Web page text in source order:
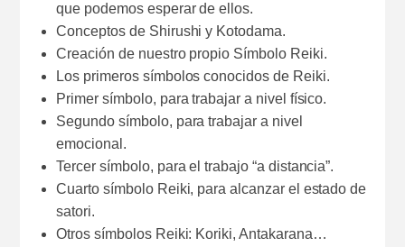
que podemos esperar de ellos.
Conceptos de Shirushi y Kotodama.
Creación de nuestro propio Símbolo Reiki.
Los primeros símbolos conocidos de Reiki.
Primer símbolo, para trabajar a nivel físico.
Segundo símbolo, para trabajar a nivel
emocional.
Tercer símbolo, para el trabajo “a distancia”.
Cuarto símbolo Reiki, para alcanzar el estado de
satori.
Otros símbolos Reiki: Koriki, Antakarana…